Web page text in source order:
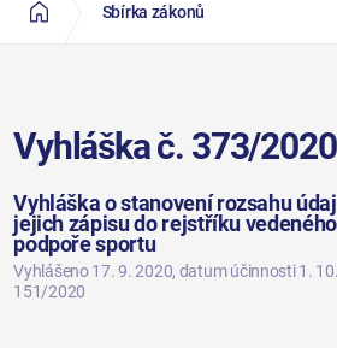
Sbírka zákonů
Vyhláška č. 373/
Vyhláška o stanovení rozsahu
jejich zápisu do rejstříku
podpoře sportu
Vyhlášeno 17. 9. 2020, datum účinnosti 1.
151/2020